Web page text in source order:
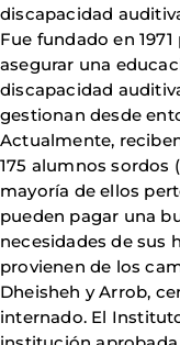
discapacidad
Fue fundado en
asegurar una
discapacidad
gestionan desde
Actualmente,
175 alumnos sordos
mayoría de ellos
pueden pagar una
necesidades de sus
provienen de los
Dheisheh y Arrob,
internado. El